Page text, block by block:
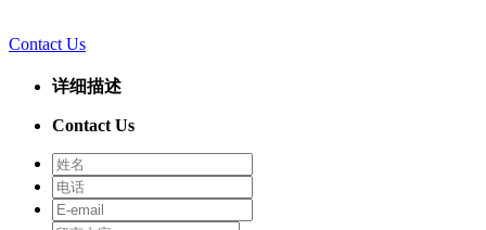
Contact Us
详细描述
Contact Us